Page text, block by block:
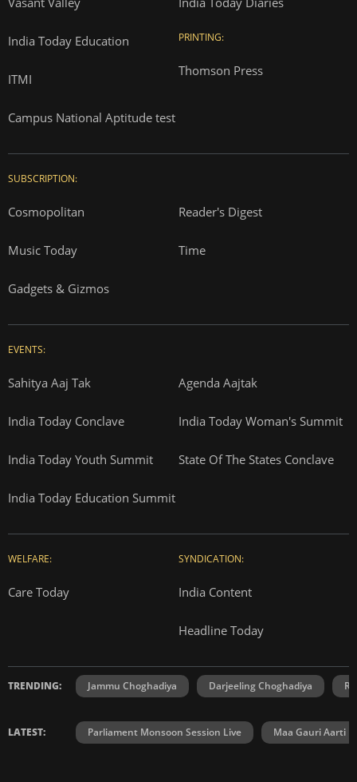
India Today Education
ITMI
Campus National Aptitude test
PRINTING:
Thomson Press
SUBSCRIPTION:
Cosmopolitan Reader's Digest
Music Today Time
Gadgets & Gizmos
EVENTS:
Sahitya Aaj Tak Agenda Aajtak
India Today Conclave India Today Woman's Summit
India Today Youth Summit State Of The States Conclave
India Today Education Summit
WELFARE:
Care Today
SYNDICATION:
India Content
Headline Today
TRENDING: Jammu Choghadiya Darjeeling Choghadiya
LATEST: Parliament Monsoon Session Live Maa Gauri Aarti